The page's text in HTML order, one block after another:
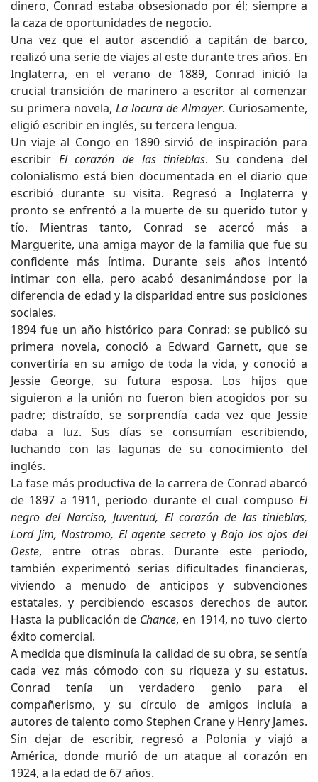
dinero, Conrad estaba obsesionado por él; siempre a
la caza de oportunidades de negocio.
Una vez que el autor ascendió a capitán de barco,
realizó una serie de viajes al este durante tres años. En
Inglaterra, en el verano de 1889, Conrad inició la
crucial transición de marinero a escritor al comenzar
su primera novela, La locura de Almayer. Curiosamente,
eligió escribir en inglés, su tercera lengua.
Un viaje al Congo en 1890 sirvió de inspiración para
escribir El corazón de las tinieblas. Su condena del
colonialismo está bien documentada en el diario que
escribió durante su visita. Regresó a Inglaterra y
pronto se enfrentó a la muerte de su querido tutor y
tío. Mientras tanto, Conrad se acercó más a
Marguerite, una amiga mayor de la familia que fue su
confidente más íntima. Durante seis años intentó
intimar con ella, pero acabó desanimándose por la
diferencia de edad y la disparidad entre sus posiciones
sociales.
1894 fue un año histórico para Conrad: se publicó su
primera novela, conoció a Edward Garnett, que se
convertiría en su amigo de toda la vida, y conoció a
Jessie George, su futura esposa. Los hijos que
siguieron a la unión no fueron bien acogidos por su
padre; distraído, se sorprendía cada vez que Jessie
daba a luz. Sus días se consumían escribiendo,
luchando con las lagunas de su conocimiento del
inglés.
La fase más productiva de la carrera de Conrad abarcó
de 1897 a 1911, periodo durante el cual compuso El
negro del Narciso, Juventud, El corazón de las tinieblas,
Lord Jim, Nostromo, El agente secreto yBajo los ojos del
Oeste, entre otras obras. Durante este periodo,
también experimentó serias dificultades financieras,
viviendo a menudo de anticipos y subvenciones
estatales, y percibiendo escasos derechos de autor.
Hasta la publicación de Chance, en 1914, no tuvo cierto
éxito comercial.
A medida que disminuía la calidad de su obra, se sentía
cada vez más cómodo con su riqueza y su estatus.
Conrad tenía un verdadero genio para el
compañerismo, y su círculo de amigos incluía a
autores de talento como Stephen Crane y Henry James.
Sin dejar de escribir, regresó a Polonia y viajó a
América, donde murió de un ataque al corazón en
1924, a la edad de 67 años.